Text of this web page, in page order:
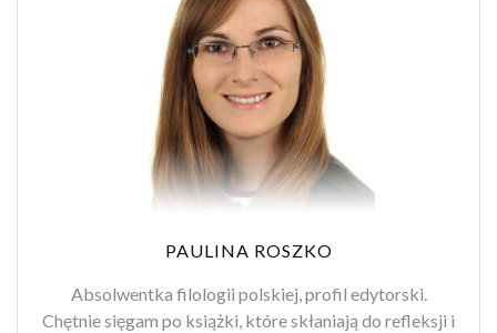
PAULINA ROSZKO
Absolwentka filologii polskiej, profil edytorski.
Chętnie sięgam po książki, które skłaniają do refleksji i